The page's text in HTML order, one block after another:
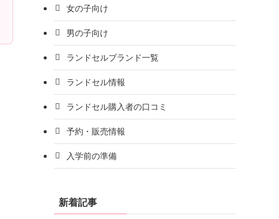
女の子向け
男の子向け
ランドセルブランド一覧
ランドセル情報
ランドセル購入者の口コミ
予約・販売情報
入学前の準備
新着記事